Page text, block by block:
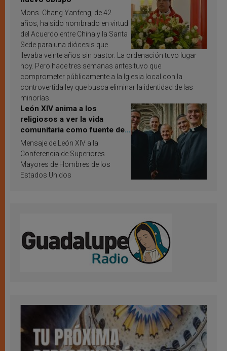
Mons. Chang Yanfeng, de 42
años, ha sido nombrado en virtud
del Acuerdo entre China y la Santa
Sede para una diócesis que
llevaba veinte años sin pastor. La ordenación tuvo lugar
hoy. Pero hace tres semanas antes tuvo que
comprometer públicamente a la Iglesia local con la
controvertida ley que busca eliminar la identidad de las
minorías.
León XIV anima a los
religiosos a ver la vida
comunitaria como fuente de
inspiración y santificación
Mensaje de León XIV a la
Conferencia de Superiores
Mayores de Hombres de los
Estados Unidos